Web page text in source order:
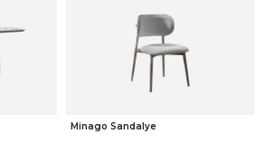
Minago Sandalye